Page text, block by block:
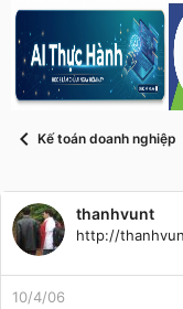
e
a
d
s
a
r
y
g
ử
i
Kế toán doanh nghiệp
thanhvunt
http://
10/4/06